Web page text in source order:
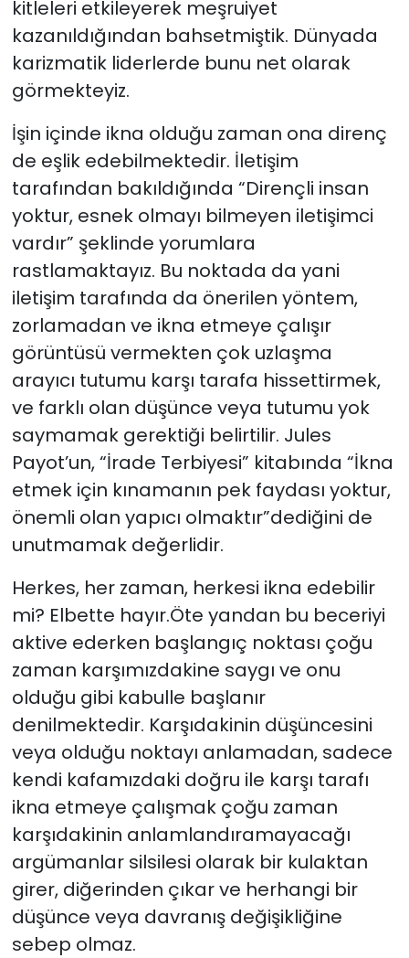
kitleleri etkileyerek meşruiyet
kazanıldığından bahsetmiştik. Dünyada
karizmatik liderlerde bunu net olarak
görmekteyiz.
İşin içinde ikna olduğu zaman ona direnç
de eşlik edebilmektedir. İletişim
tarafından bakıldığında “Dirençli insan
yoktur, esnek olmayı bilmeyen iletişimci
vardır” şeklinde yorumlara
rastlamaktayız. Bu noktada da yani
iletişim tarafında da önerilen yöntem,
zorlamadan ve ikna etmeye çalışır
görüntüsü vermekten çok uzlaşma
arayıcı tutumu karşı tarafa hissettirmek,
ve farklı olan düşünce veya tutumu yok
saymamak gerektiği belirtilir. Jules
Payot’un, “İrade Terbiyesi” kitabında “İkna
etmek için kınamanın pek faydası yoktur,
önemli olan yapıcı olmaktır”dediğini de
unutmamak değerlidir.
Herkes, her zaman, herkesi ikna edebilir
mi? Elbette hayır.Öte yandan bu beceriyi
aktive ederken başlangıç noktası çoğu
zaman karşımızdakine saygı ve onu
olduğu gibi kabulle başlanır
denilmektedir. Karşıdakinin düşüncesini
veya olduğu noktayı anlamadan, sadece
kendi kafamızdaki doğru ile karşı tarafı
ikna etmeye çalışmak çoğu zaman
karşıdakinin anlamlandıramayacağı
argümanlar silsilesi olarak bir kulaktan
girer, diğerinden çıkar ve herhangi bir
düşünce veya davranış değişikliğine
sebep olmaz.